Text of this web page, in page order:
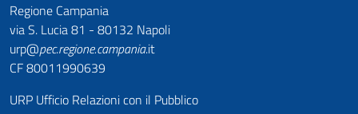
Regione Campania
via S. Lucia 81 - 80132 Napoli
urp@pec.regione.campania.it
CF 80011990639
URP Ufficio Relazioni con il Pubblico